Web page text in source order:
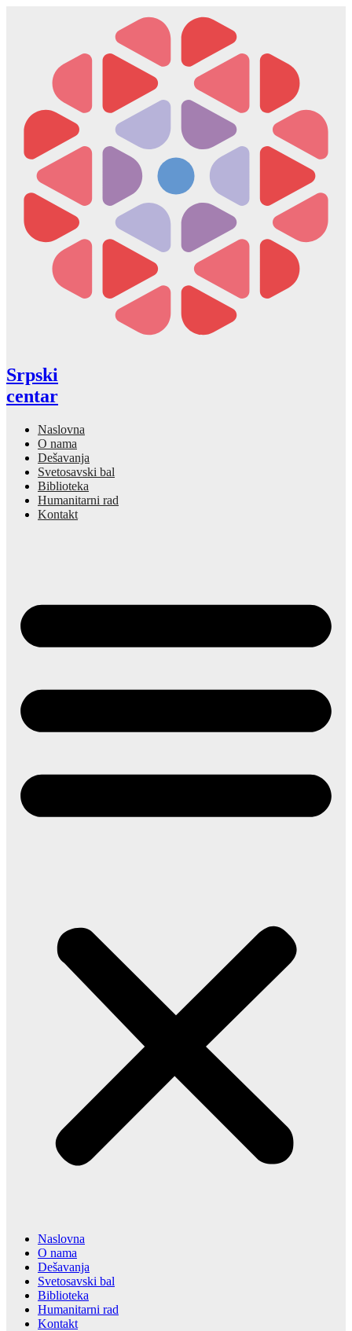
Srpski
centar
Naslovna
O nama
Dešavanja
Svetosavski bal
Biblioteka
Humanitarni rad
Kontakt
Naslovna
O nama
Dešavanja
Svetosavski bal
Biblioteka
Humanitarni rad
Kontakt